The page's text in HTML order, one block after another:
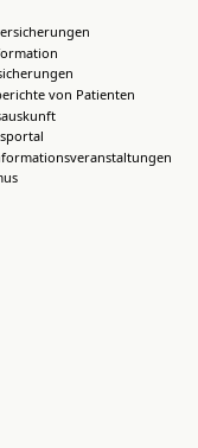
von Patienten